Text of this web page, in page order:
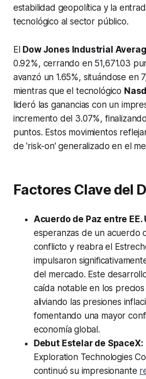
estabilidad geopolítica y la
tecnológico al sector público.
El Dow Jones Industrial
0.92%, cerrando en 51,671.03
avanzó un 1.65%, situándose en
mientras que el tecnológico
lideró las ganancias con un
incremento del 3.07%,
puntos. Estos movimientos
de 'risk-on' generalizado en el
Factores Clave del
Acuerdo de Paz entre EE.
esperanzas de un acuerdo
conflicto y reabra el
impulsaron
del mercado. Este
caída notable en los
aliviando las presiones
fomentando una mayor
economía global.
Debut Estelar de SpaceX:
Exploration Technologies
continuó su impresionante